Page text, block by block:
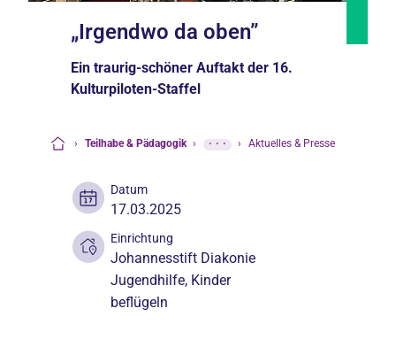
„Irgendwo da oben”
Ein traurig-schöner Auftakt der 16.
Kulturpiloten-Staffel
› Teilhabe & Pädagogik › ··· › Aktuelles & Presse
Datum
17.03.2025
Einrichtung
Johannesstift Diakonie
Jugendhilfe, Kinder
beflügeln